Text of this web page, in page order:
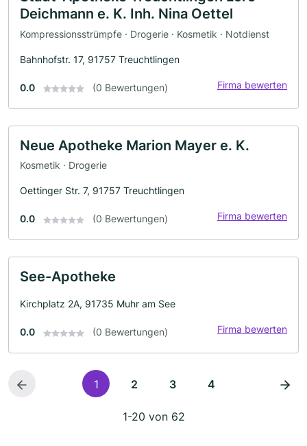
Deichmann e. K. Inh. Nina Oettel
Kompressionsstrümpfe · Drogerie · Kosmetik · Notdienst
Bahnhofstr. 17, 91757 Treuchtlingen
0.0 (0 Bewertungen) Firma bewerten
Neue Apotheke Marion Mayer e. K.
Kosmetik · Drogerie
Oettinger Str. 7, 91757 Treuchtlingen
0.0 (0 Bewertungen) Firma bewerten
See-Apotheke
Kirchplatz 2A, 91735 Muhr am See
0.0 (0 Bewertungen) Firma bewerten
1 2 3 4
1-20 von 62